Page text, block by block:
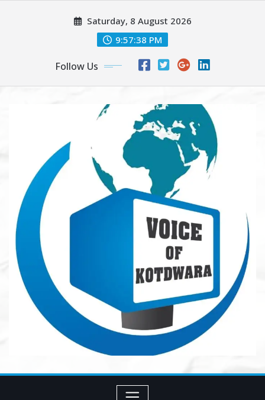
Saturday, 8 August 2026
9:57:39 PM
Follow Us